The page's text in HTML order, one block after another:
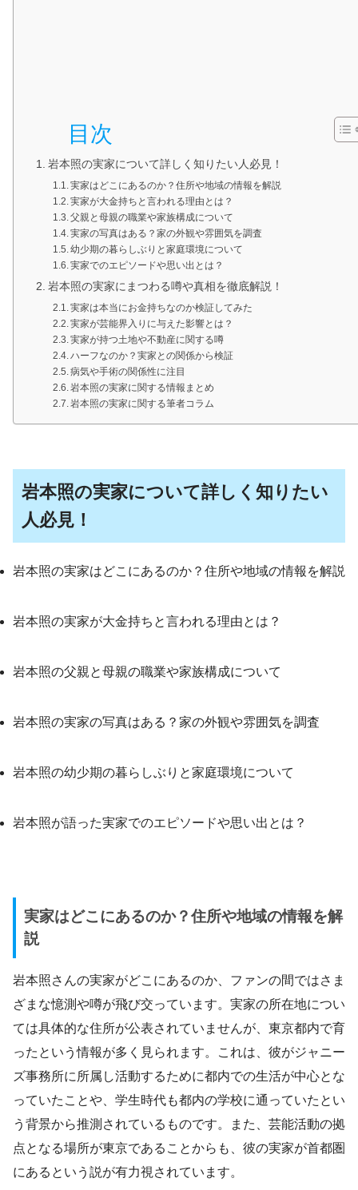
目次
岩本照の実家について詳しく知りたい人必見！
実家はどこにあるのか？住所や地域の情報を解説
実家が大金持ちと言われる理由とは？
父親と母親の職業や家族構成について
実家の写真はある？家の外観や雰囲気を調査
幼少期の暮らしぶりと家庭環境について
実家でのエピソードや思い出とは？
岩本照の実家にまつわる噂や真相を徹底解説！
実家は本当にお金持ちなのか検証してみた
実家が芸能界入りに与えた影響とは？
実家が持つ土地や不動産に関する噂
ハーフなのか？実家との関係から検証
病気や手術の関係性に注目
岩本照の実家に関する情報まとめ
岩本照の実家に関する筆者コラム
岩本照の実家について詳しく知りたい
人必見！
岩本照の実家はどこにあるのか？住所や地域の情報を解説
岩本照の実家が大金持ちと言われる理由とは？
岩本照の父親と母親の職業や家族構成について
岩本照の実家の写真はある？家の外観や雰囲気を調査
岩本照の幼少期の暮らしぶりと家庭環境について
岩本照が語った実家でのエピソードや思い出とは？
実家はどこにあるのか？住所や地域の情報を解
説
岩本照さんの実家がどこにあるのか、ファンの間ではさま
ざまな憶測や噂が飛び交っています。実家の所在地につい
ては具体的な住所が公表されていませんが、東京都内で育
ったという情報が多く見られます。これは、彼がジャニー
ズ事務所に所属し活動するために都内での生活が中心とな
っていたことや、学生時代も都内の学校に通っていたとい
う背景から推測されているものです。また、芸能活動の拠
点となる場所が東京であることからも、彼の実家が首都圏
にあるという説が有力視されています。